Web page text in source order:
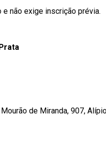
não exige inscrição prévia.
de Miranda, 907,